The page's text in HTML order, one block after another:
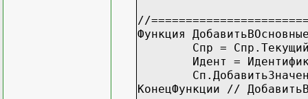
//
Функция
Спр =
Идент =
КонецФункции //